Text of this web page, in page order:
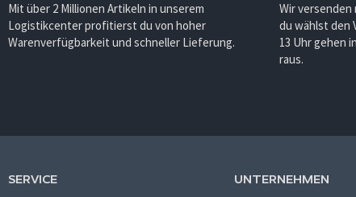
Mit über 2 Millionen Artikeln in unserem
Logistikcenter profitierst du von hoher
Warenverfügbarkeit und schneller Lieferung.
Wir versenden
du wählst den
13 Uhr gehen
raus.
SERVICE UNTERNEHMEN